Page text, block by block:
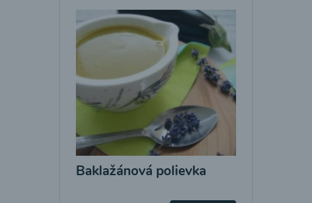
Baklažánová polievka